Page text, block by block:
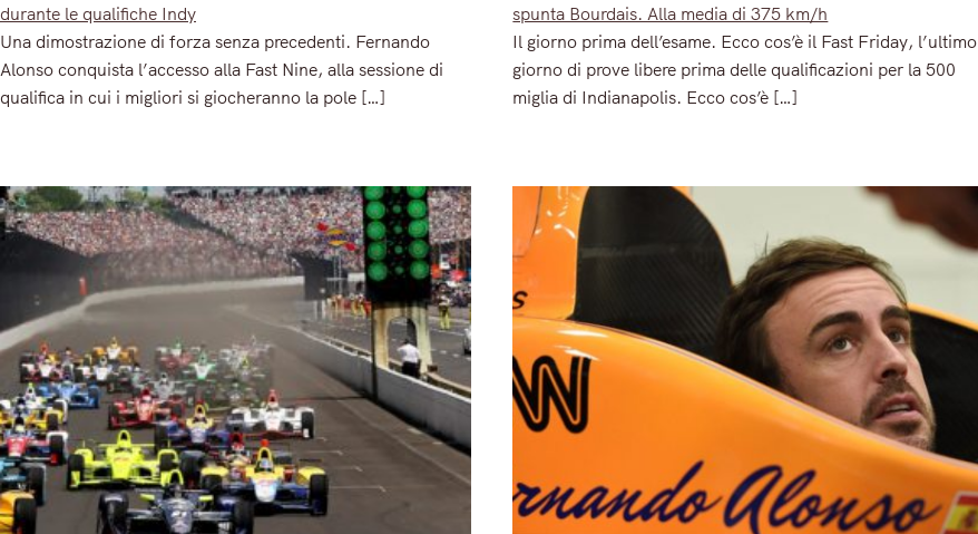
durante le qualifiche Indy
Una dimostrazione di forza senza precedenti. Fernando
Alonso conquista l’accesso alla Fast Nine, alla sessione di
qualifica in cui i migliori si giocheranno la pole […]
spunta Bourdais. Alla media di 375 km/h
Il giorno prima dell’esame. Ecco cos’è il Fast Friday, l’ultimo
giorno di prove libere prima delle qualificazioni per la 500
miglia di Indianapolis. Ecco cos’è […]